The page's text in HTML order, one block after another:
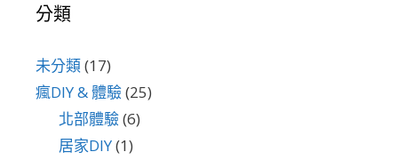
分類
未分類(17)
瘋DIY & 體驗(25)
北部體驗(6)
居家DIY(1)